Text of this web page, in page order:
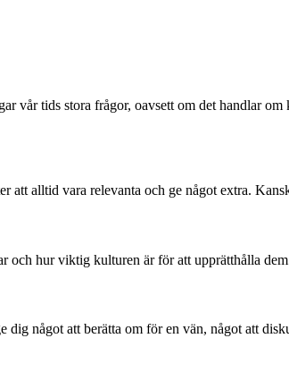
vår tids stora frågor, oavsett om det handlar
att alltid vara relevanta och ge något extra.
och hur viktig kulturen är för att upprätthålla
något att berätta om för en vän, något att